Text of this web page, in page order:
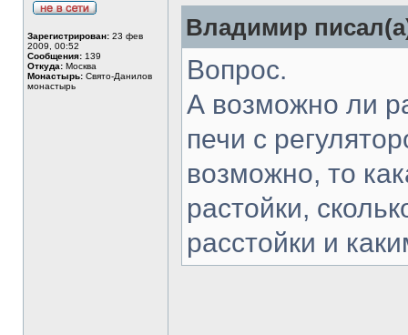
Зарегистрирован: 23 фев
2009, 00:52
Сообщения: 139
Откуда: Москва
Монастырь: Свято-Данилов
монастырь
Владимир
Вопрос.
А возможно ли
печи с
возможно, то
растойки,
расстойки и